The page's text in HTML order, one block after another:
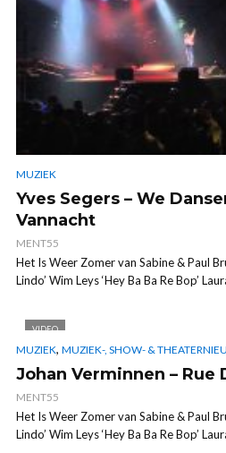
MUZIEK
Yves Segers – We
Vannacht
MENT55
Het Is Weer Zomer van Sabine & Paul
Lindo’ Wim Leys ‘Hey Ba Ba Re Bop’
VIDEO
MUZIEK, MUZIEK-, SHOW- &
Johan Verminnen – Rue
MENT55
Het Is Weer Zomer van Sabine & Paul
Lindo’ Wim Leys ‘Hey Ba Ba Re Bop’